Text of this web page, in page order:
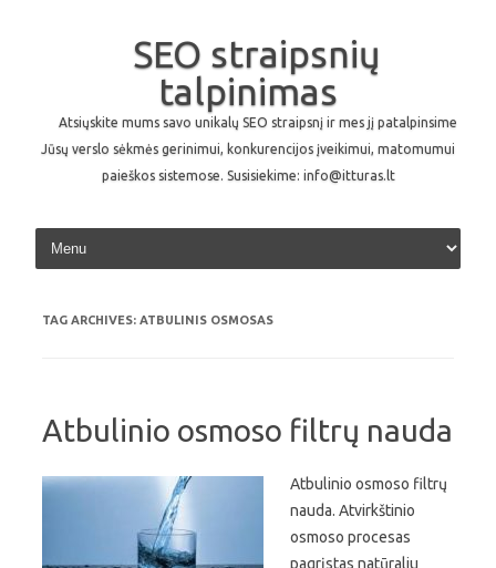
SEO straipsnių
talpinimas
Atsiųskite mums savo unikalų SEO straipsnį ir mes jį patalpinsime
Jūsų verslo sėkmės gerinimui, konkurencijos įveikimui, matomumui
paieškos sistemose. Susisiekime: info@itturas.lt
Skip to content
TAG ARCHIVES: ATBULINIS OSMOSAS
Atbulinio osmoso filtrų nauda
Atbulinio osmoso filtrų
nauda. Atvirkštinio
osmoso procesas
pagrįstas natūraliu